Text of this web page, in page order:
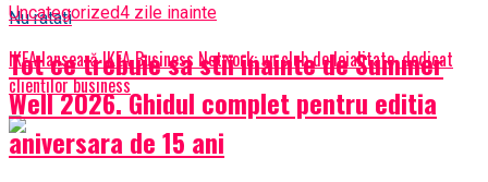
Nu ratati
IKEA lansează IKEA Business Network: un club de loialitate, dedicat
clienților business
Uncategorized4 zile inainte
Tot ce trebuie sa stii inainte de Summer
Well 2026. Ghidul complet pentru editia
aniversara de 15 ani